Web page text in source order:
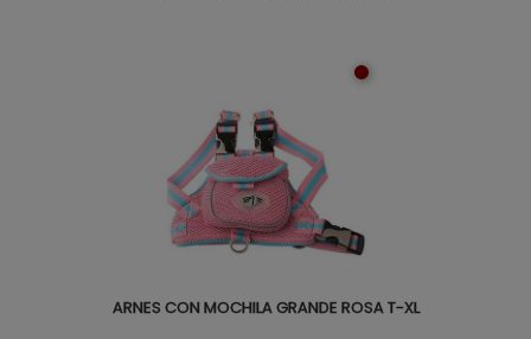
ARNES CON MOCHILA GRANDE ROSA T-XL